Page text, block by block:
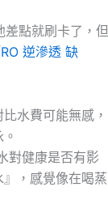
點就刷卡了，但
RO 逆滲透 缺
水費可能無感，
對健康是否有影
，感覺像在喝蒸